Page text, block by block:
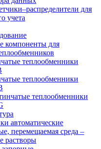
для
учета
компоненты для
теплообменники
теплообменники
теплообменники
автоматические
перемещаемая среда –
растворы